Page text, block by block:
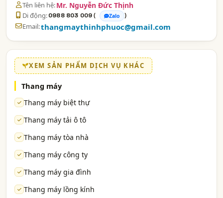
Tên liên hệ:Mr. Nguyễn Đức Thịnh
Di động:0988 803 009( Zalo )
Email:thangmaythinhphuoc@gmail.com
XEM SẢN PHẨM DỊCH VỤ KHÁC
Thang máy
Thang máy biệt thự
Thang máy tải ô tô
Thang máy tòa nhà
Thang máy công ty
Thang máy gia đình
Thang máy lồng kính